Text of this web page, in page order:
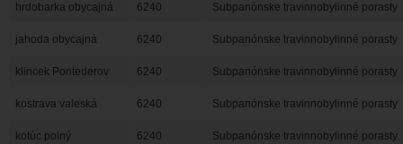
hrdobarka obycajná 6240 Subpanónske travinnobylinné porasty
jahoda obycajná 6240 Subpanónske travinnobylinné porasty
klincek Pontederov 6240 Subpanónske travinnobylinné porasty
kostrava valeská 6240 Subpanónske travinnobylinné porasty
kotúc polný 6240 Subpanónske travinnobylinné porasty